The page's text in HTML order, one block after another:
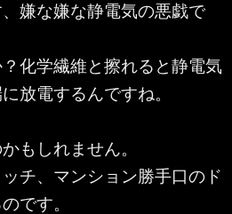
嫌な嫌な静電気の悪戯で
化学繊維と擦れると静電気
放電するんですね。
もしれません。
チ、マンション勝手口のド
です。